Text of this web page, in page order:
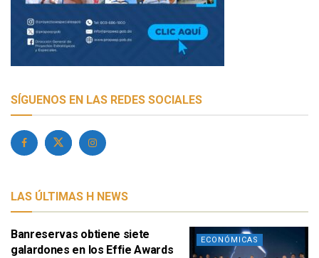
SÍGUENOS EN LAS REDES SOCIALES
LAS ÚLTIMAS H NEWS
ECONÓMICAS
Banreservas obtiene siete
galardones en los Effie Awards